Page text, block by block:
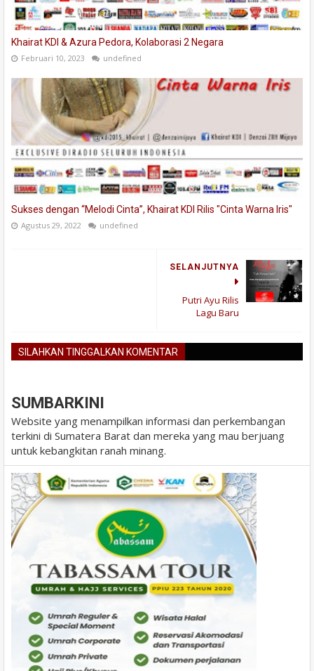
Khairat KDI & Azura Pedora, Kolaborasi 2 Negara
Februari 10, 2023 undefined
Sukses dengan “Melodi Cinta”, Khairat KDI Rilis "Cinta Warna Iris"
Agustus 29, 2022 undefined
SELANJUTNYA
Putri Ayu Rilis
Lagu Baru
SILAHKAN TINGGALKAN KOMENTAR
SUMBARKINI
Website yang menampilkan informasi dan perkembangan
terkini di Sumatera Barat dan mereka yang mau berjuang
untuk kebangkitan ranah minang.